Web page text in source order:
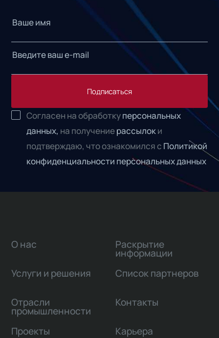
Подписаться
Согласен на обработкуперсональных
данных, на получениерассылоки
подтверждаю, что ознакомился с Политикой
конфиденциальности персональных данных
О нас
Услуги и решения
Отрасли
промышленности
Проекты
Раскрытие
информации
Список партнеров
Контакты
Карьера